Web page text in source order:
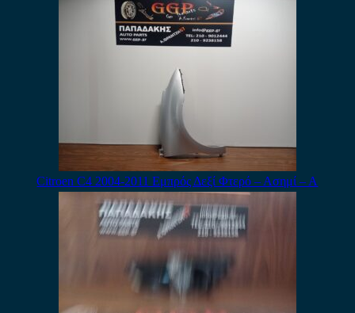
Citroen C4 2004-2011 Εμπρός Δεξί Φτερό – Ασημί – Α